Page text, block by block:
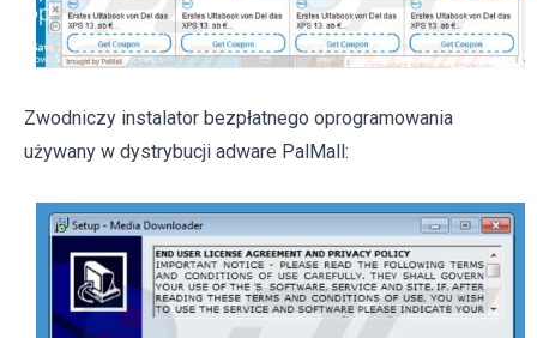
Zwodniczy instalator bezpłatnego oprogramowania
używany w dystrybucji adware PalMall: